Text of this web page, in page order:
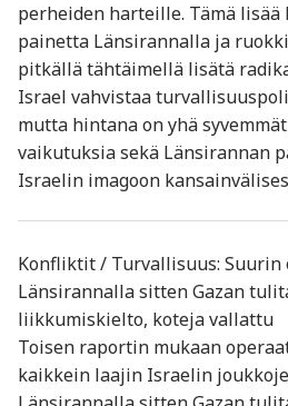
perheiden harteille. Tämä
painetta Länsirannalla ja
pitkällä tähtäimellä lisätä
Israel vahvistaa
mutta hintana on yhä
vaikutuksia sekä Länsirannan
Israelin imagoon
Konfliktit / Turvallisuus: Suurin
Länsirannalla sitten Gazan
liikkumiskielto, koteja vallattu
Toisen raportin mukaan
kaikkein laajin Israelin